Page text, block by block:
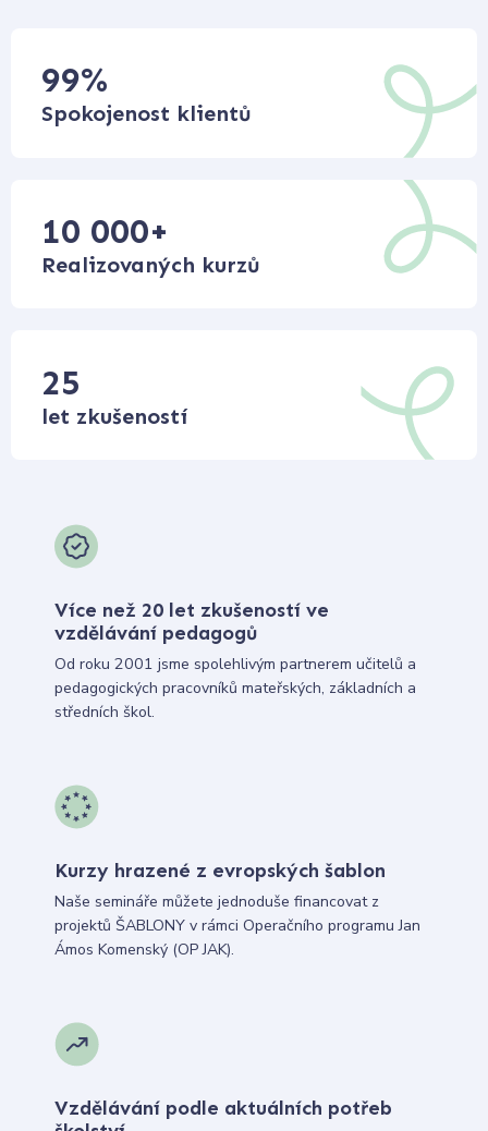
99%
Spokojenost klientů
10 000+
Realizovaných kurzů
25
let zkušeností
Více než 20 let zkušeností ve
vzdělávání pedagogů
Od roku 2001 jsme spolehlivým partnerem učitelů a
pedagogických pracovníků mateřských, základních a
středních škol.
Kurzy hrazené z evropských šablon
Naše semináře můžete jednoduše financovat z
projektů ŠABLONY v rámci Operačního programu Jan
Ámos Komenský (OP JAK).
Vzdělávání podle aktuálních potřeb